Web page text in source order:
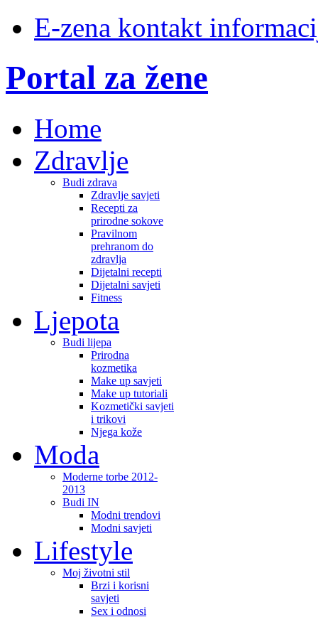
E-zena kontakt
Portal za žene
Home
Zdravlje
Budi zdrava
Zdravlje savjeti
Recepti za
prirodne sokove
Pravilnom
prehranom do
zdravlja
Dijetalni recepti
Dijetalni savjeti
Fitness
Ljepota
Budi lijepa
Prirodna
kozmetika
Make up savjeti
Make up tutoriali
Kozmetički savjeti
i trikovi
Njega kože
Moda
Moderne torbe 2012-
2013
Budi IN
Modni trendovi
Modni savjeti
Lifestyle
Moj životni stil
Brzi i korisni
savjeti
Sex i odnosi